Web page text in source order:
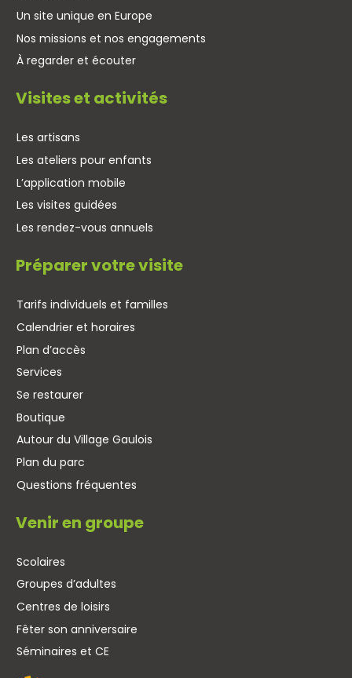
Un site unique en Europe
Nos missions et nos engagements
À regarder et écouter
Visites et activités
Les artisans
Les ateliers pour enfants
L’application mobile
Les visites guidées
Les rendez-vous annuels
Préparer votre visite
Tarifs individuels et familles
Calendrier et horaires
Plan d’accès
Services
Se restaurer
Boutique
Autour du Village Gaulois
Plan du parc
Questions fréquentes
Venir en groupe
Scolaires
Groupes d’adultes
Centres de loisirs
Fêter son anniversaire
Séminaires et CE